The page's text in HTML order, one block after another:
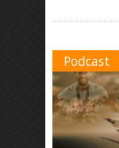
Podcast